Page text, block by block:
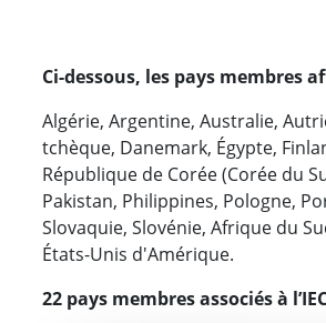
Ci-dessous, les pays membres
Algérie, Argentine, Australie,
tchèque, Danemark, Égypte,
République de Corée (Corée du
Pakistan, Philippines, Pologne,
Slovaquie, Slovénie, Afrique du
États-Unis d'Amérique.
22 pays membres associés à